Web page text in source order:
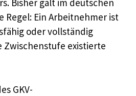
Bisher galt im deutschen
Regel: Ein Arbeitnehmer ist
oder vollständig
Zwischenstufe existierte
GKV-